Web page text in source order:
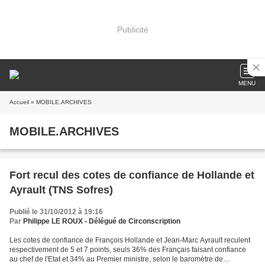
Publicité
MENU
Accueil » MOBILE.ARCHIVES
MOBILE.ARCHIVES
Fort recul des cotes de confiance de Hollande et
Ayrault (TNS Sofres)
Publié le 31/10/2012 à 19:16
Par Philippe LE ROUX - Délégué de Circonscription
Les cotes de confiance de François Hollande et Jean-Marc Ayrault reculent
respectivement de 5 et 7 points, seuls 36% des Français faisant confiance
au chef de l'Etat et 34% au Premier ministre, selon le baromètre de